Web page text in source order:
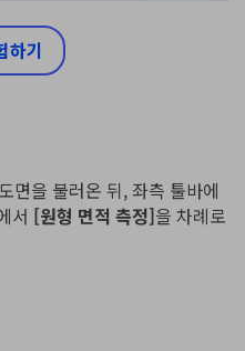
하기
면을 불러온 뒤, 좌측 툴바에
서 [원형 면적 측정]을 차례로